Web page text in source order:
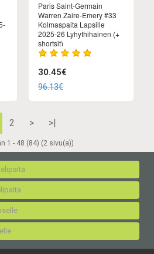
Paris Saint-Germain
Warren Zaire-Emery #33
Kolmaspaita Lapsille
2025-26 Lyhythihainen (+
shortsit)
30.45€
96.13€
2 > >|
1 - 48 (84) (2 sivu(a))